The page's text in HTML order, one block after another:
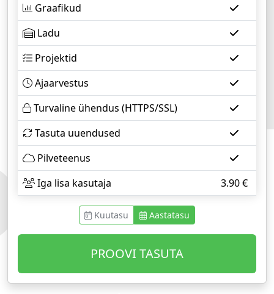
Graafikud
Ladu
Projektid
Ajaarvestus
Turvaline ühendus (HTTPS/SSL)
Tasuta uuendused
Pilveteenus
Iga lisa kasutaja
3.90€
Kuutasu Aastatasu
PROOVI TASUTA